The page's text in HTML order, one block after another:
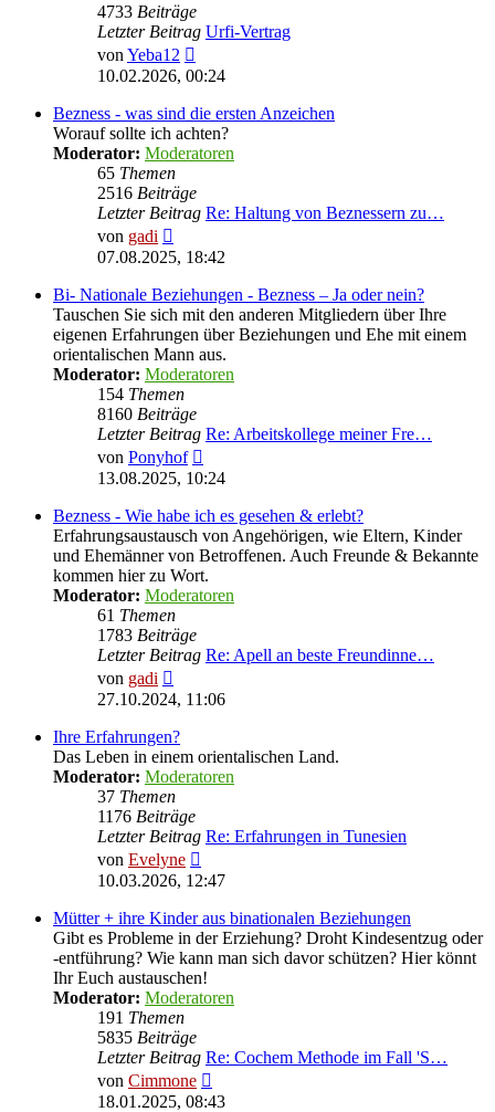
4733 Beiträge
Letzter Beitrag Urfi-Vertrag
von Yeba12
Beitrag
10.02.2026, 00:24
Bezness - was sind die ersten Anzeichen
Worauf sollte ich achten?
Moderator: Moderatoren
65 Themen
2516 Beiträge
Letzter Beitrag Re: Haltung von Beznessern zu…
von gadi
Beitrag
07.08.2025, 18:42
Bi- Nationale Beziehungen - Bezness – Ja oder nein?
Tauschen Sie sich mit den anderen Mitgliedern über Ihre
eigenen Erfahrungen über Beziehungen und Ehe mit einem
orientalischen Mann aus.
Moderator: Moderatoren
154 Themen
8160 Beiträge
Letzter Beitrag Re: Arbeitskollege meiner Fre…
von Ponyhof
Beitrag
13.08.2025, 10:24
Bezness - Wie habe ich es gesehen & erlebt?
Erfahrungsaustausch von Angehörigen, wie Eltern, Kinder
und Ehemänner von Betroffenen. Auch Freunde & Bekannte
kommen hier zu Wort.
Moderator: Moderatoren
61 Themen
1783 Beiträge
Letzter Beitrag Re: Apell an beste Freundinne…
von gadi
Beitrag
27.10.2024, 11:06
Ihre Erfahrungen?
Das Leben in einem orientalischen Land.
Moderator: Moderatoren
37 Themen
1176 Beiträge
Letzter Beitrag Re: Erfahrungen in Tunesien
von Evelyne
Beitrag
10.03.2026, 12:47
Mütter + ihre Kinder aus binationalen Beziehungen
Gibt es Probleme in der Erziehung? Droht Kindesentzug oder
-entführung? Wie kann man sich davor schützen? Hier könnt
Ihr Euch austauschen!
Moderator: Moderatoren
191 Themen
5835 Beiträge
Letzter Beitrag Re: Cochem Methode im Fall 'S…
von Cimmone
Beitrag
18.01.2025, 08:43